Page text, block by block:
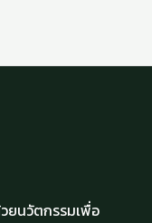
ยนวัตกรรมเพื่อ